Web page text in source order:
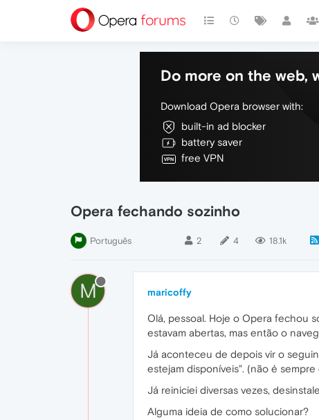
Do more on the web,
Download Opera browser with:
built-in ad blocker
battery saver
free VPN
Opera fechando sozinho
Português 2 4 18.1k
M maricoffy
Olá, pessoal. Hoje o Opera fechou
estavam abertas, mas então o
Já aconteceu de depois vir o
estejam disponíveis". (não é
Já reiniciei diversas vezes,
Alguma ideia de como solucionar?